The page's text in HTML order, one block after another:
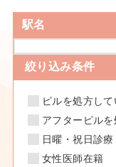
駅名
絞り込み条件
ピルを処方し
アフターピル
日曜・祝日診療
女性医師在籍